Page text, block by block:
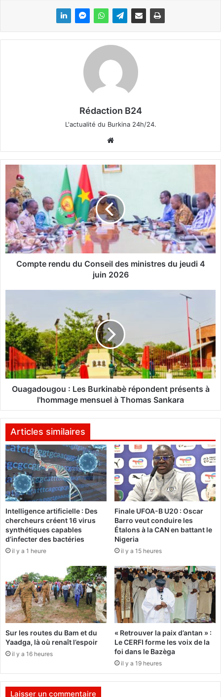
Rédaction B24
L'actualité du Burkina 24h/24.
bsi
te
m
p
t
e
r
e
n
o
n
s
e
i
l
d
i
s
t
r
e
s
d
u
j
e
u
d
j
u
i
n
2
0
2
6
Compte rendu du Conseil des ministres du jeudi 4
juin 2026
a
g
a
d
o
u
g
:
L
s
B
u
r
k
i
n
a
b
è
r
é
n
d
e
n
t
p
r
é
n
Ouagadougou : Les Burkinabè répondent présents à
l'hommage mensuel à Thomas Sankara
Articles similaires
Intelligence artificielle : Des
chercheurs créent 16 virus
synthétiques capables
d’infecter des bactéries
il y a 1 heure
Finale UFOA-B U20 : Oscar
Barro veut conduire les
Étalons à la CAN en battant le
Nigeria
il y a 15 heures
Sur les routes du Bam et du
Yaadga, là où renaît l’espoir
il y a 16 heures
« Retrouver la paix d’antan » :
Le CERFI forme les voix de la
foi dans le Bazèga
il y a 19 heures
Laisser un commentaire